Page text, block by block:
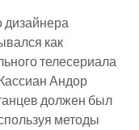
дизайнера
как
телесериала
Андор
должен был
методы